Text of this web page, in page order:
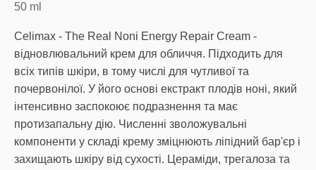
50 ml
Celimax - The Real Noni Energy Repair Cream -
відновлювальний крем для обличчя. Підходить для
всіх типів шкіри, в тому числі для чутливої та
почервонілої. У його основі екстракт плодів ноні, який
інтенсивно заспокоює подразнення та має
протизапальну дію. Численні зволожувальні
компоненти у складі крему зміцнюють ліпідний бар'єр і
захищають шкіру від сухості. Цераміди, трегалоза та